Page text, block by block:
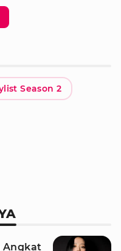
Season 2
Angkat